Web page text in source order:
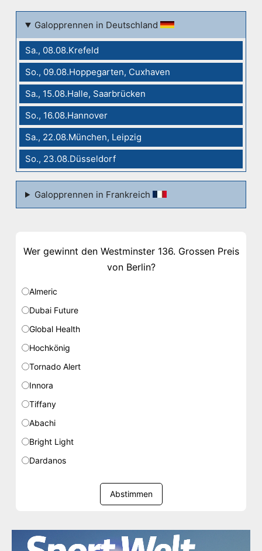
Galopprennen in Deutschland
Sa., 08.08.Krefeld
So., 09.08.Hoppegarten, Cuxhaven
Sa., 15.08.Halle, Saarbrücken
So., 16.08.Hannover
Sa., 22.08.München, Leipzig
So., 23.08.Düsseldorf
Galopprennen in Frankreich
Wer gewinnt den Westminster 136. Grossen Preis
von Berlin?
Almeric
Dubai Future
Global Health
Hochkönig
Tornado Alert
Innora
Tiffany
Abachi
Bright Light
Dardanos
Abstimmen